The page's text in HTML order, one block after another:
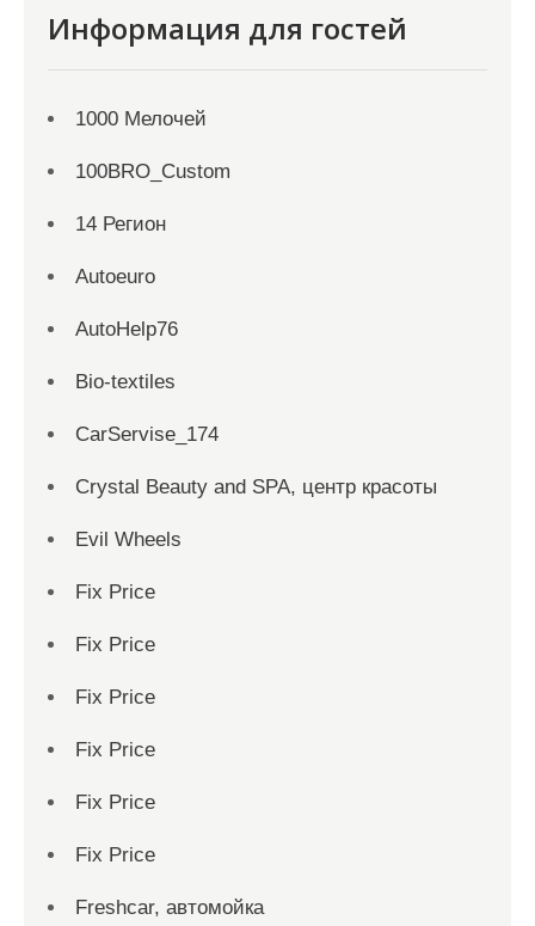
Информация для гостей
1000 Мелочей
100BRO_Custom
14 Регион
Autoeuro
AutoHelp76
Bio-textiles
CarServise_174
Crystal Beauty and SPA, центр красоты
Evil Wheels
Fix Price
Fix Price
Fix Price
Fix Price
Fix Price
Fix Price
Freshcar, автомойка